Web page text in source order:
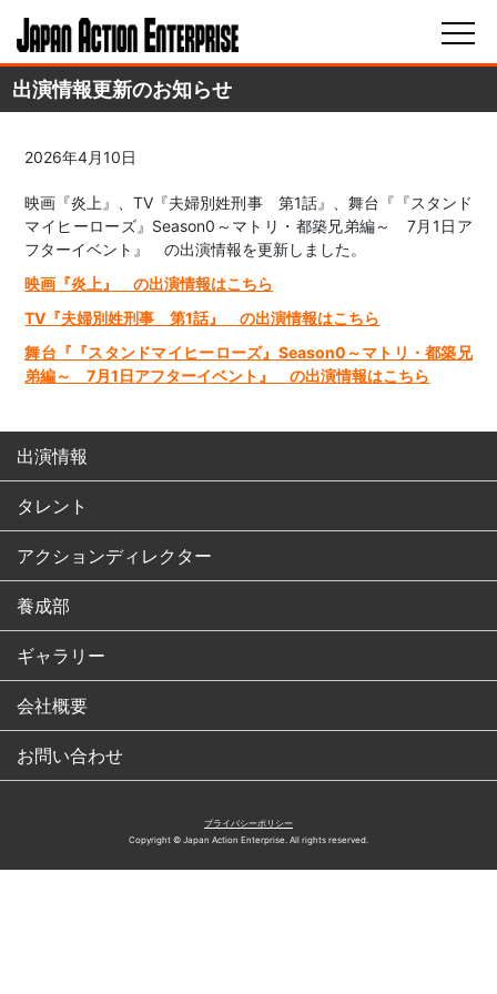
出演情報更新のお知らせ
2026年4月10日
映画『炎上』、TV『夫婦別姓刑事 第1話』、舞台『『スタンド
マイヒーローズ』Season0～マトリ・都築兄弟編～ 7月1日ア
フターイベント』 の出演情報を更新しました。
映画『炎上』 の出演情報はこちら
TV『夫婦別姓刑事 第1話』 の出演情報はこちら
舞台『『スタンドマイヒーローズ』Season0～マトリ・都築兄
弟編～ 7月1日アフターイベント』 の出演情報はこちら
出演情報
タレント
アクションディレクター
養成部
ギャラリー
会社概要
お問い合わせ
プライバシーポリシー
Copyright © Japan Action Enterprise. All rights reserved.